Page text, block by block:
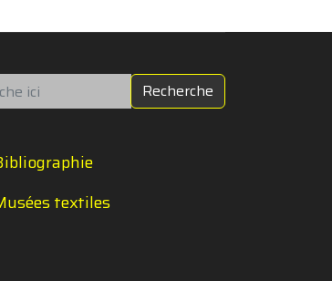
Recherche
textiles